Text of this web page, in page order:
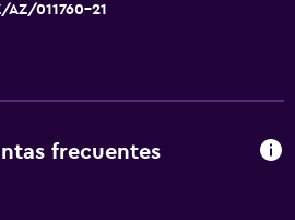
011760-21
frecuentes